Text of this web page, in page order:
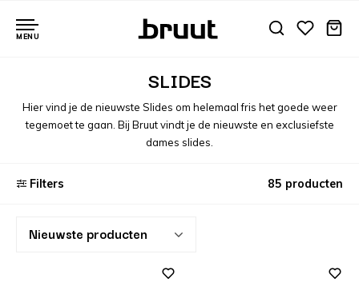
MENU
SLIDES
Hier vind je de nieuwste Slides om helemaal fris het goede weer
tegemoet te gaan. Bij Bruut vindt je de nieuwste en exclusiefste
dames slides.
Filters 85 producten
Nieuwste producten